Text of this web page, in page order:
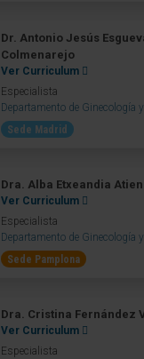
Dr. Antonio Jesús
Colmenarejo
Ver Curriculum
Especialista
Departamento de Ginecología
Sede Madrid
Dra. Alba Etxeandia
Ver Curriculum
Especialista
Departamento de Ginecología
Sede Pamplona
Dra. Cristina Fernández
Ver Curriculum
Especialista